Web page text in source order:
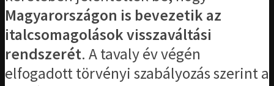
Magyarországon is bevezetik az
italcsomagolások visszaváltási
rendszerét. A tavaly év végén
elfogadott törvényi szabályozás szerint a